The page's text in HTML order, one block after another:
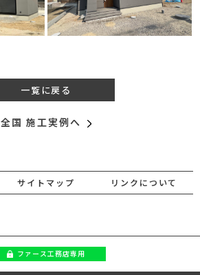
一覧に戻る
全国 施工実例へ
サイトマップ リンクについて
ファース工務店専用